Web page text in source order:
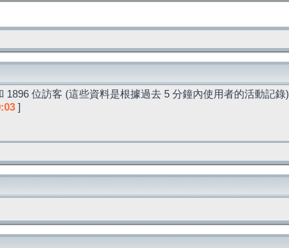
1896 位訪客 (這些資料是根據過去 5 分鐘內使用者的活動記錄)
]